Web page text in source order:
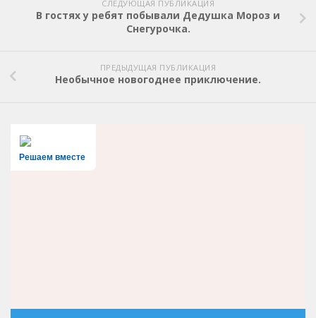
СЛЕДУЮЩАЯ ПУБЛИКАЦИЯ
В гостях у ребят побывали Дедушка Мороз и
Снегурочка.
ПРЕДЫДУЩАЯ ПУБЛИКАЦИЯ
Необычное новогоднее приключение.
Решаем вместе